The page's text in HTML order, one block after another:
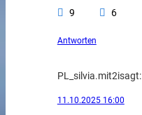
9 6
Antworten
PL_silvia.mit2isagt:
11.10.2025 16:00